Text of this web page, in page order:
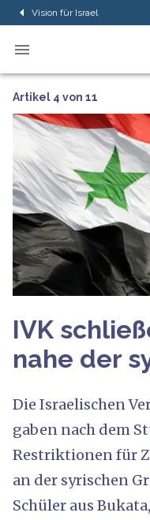
Vision für Israel
Artikel 4 von 11
IVK
nahe der
Die Israelischen
gaben nach dem
Restriktionen für
an der syrischen
Schüler aus